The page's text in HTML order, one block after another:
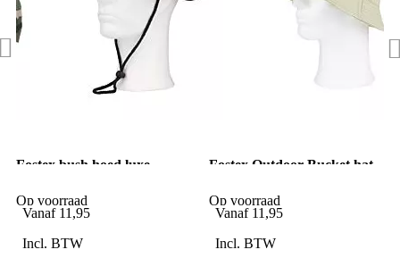
Fostex bush hoed luxe
Op voorraad
Vanaf 11,95
Incl. BTW
Fostex Outdoor Bucket hat
Op voorraad
Vanaf 11,95
Incl. BTW